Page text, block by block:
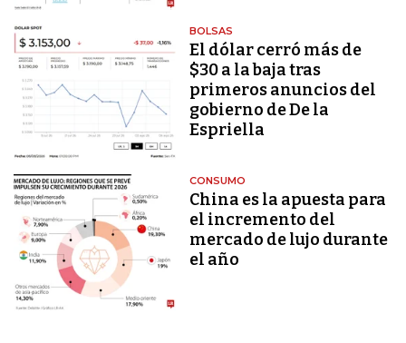
BOLSAS
El dólar cerró más de
$30 a la baja tras
primeros anuncios del
gobierno de De la
Espriella
CONSUMO
China es la apuesta para
el incremento del
mercado de lujo durante
el año